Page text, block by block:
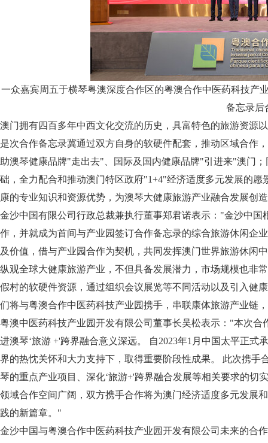
一众嘉宾周五于横琴粤澳深度合作区的粤澳合作中医药科技产
备忘录后
澳门拥有四百多年中西文化交流的历史，具富特色的旅游资源
是次合作备忘录冀通过双方自身的软硬件配套，推动区域合作
助澳琴健康品牌"走出去"、国际及国内健康品牌"引进来"澳门
础，全力配合和推动澳门特区政府"1+4"经济适度多元发展的
康的专业知识和资源优势，为澳琴大健康旅游产业融合发展创
金沙中国有限公司行政总裁兼执行董事郑君诺表示："金沙中
作，并就成为首间与产业园签订合作备忘录的综合旅游休闲企
及价值，借与产业园合作为契机，共同发挥澳门世界旅游休闲
纵观全球大健康旅游产业，不但具备发展潜力，市场规模也非
假村的软硬件资源，通过组织会议展览等不同活动以及引入健
们将与粤澳合作中医药科技产业园携手，串联康体旅游产业链
粤澳中医药科技产业园开发有限公司董事长吴松表示："本次
进澳琴‘旅游 +'跨界融合意义深远。 自2023年1月中国太平正
界的热忱关怀和大力支持下，取得重要阶段性成果。 此次携手
琴的重点产业项目、深化‘旅游+'跨界融合发展等相关要求的
领域合作空间广阔，双方携手合作将为澳门经济适度多元发展
践的新篇章。"
金沙中国与粤澳合作中医药科技产业园开发有限公司未来的合
《体外诊断资讯》